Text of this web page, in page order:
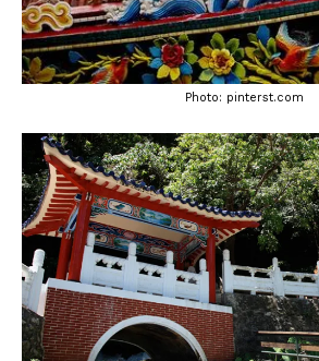
Photo: pinterst.com